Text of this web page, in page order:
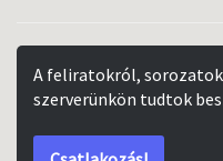
A feliratokról,
szerverünkön tudtok